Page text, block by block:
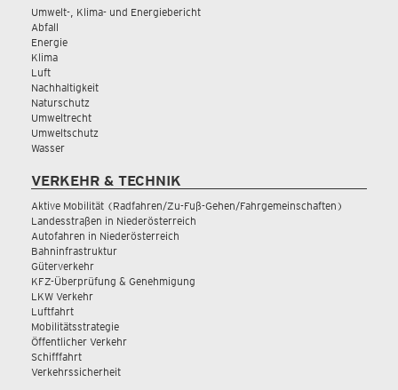
Umwelt-, Klima- und Energiebericht
Abfall
Energie
Klima
Luft
Nachhaltigkeit
Naturschutz
Umweltrecht
Umweltschutz
Wasser
VERKEHR & TECHNIK
Aktive Mobilität (Radfahren/Zu-Fuß-Gehen/Fahrgemeinschaften)
Landesstraßen in Niederösterreich
Autofahren in Niederösterreich
Bahninfrastruktur
Güterverkehr
KFZ-Überprüfung & Genehmigung
LKW Verkehr
Luftfahrt
Mobilitätsstrategie
Öffentlicher Verkehr
Schifffahrt
Verkehrssicherheit